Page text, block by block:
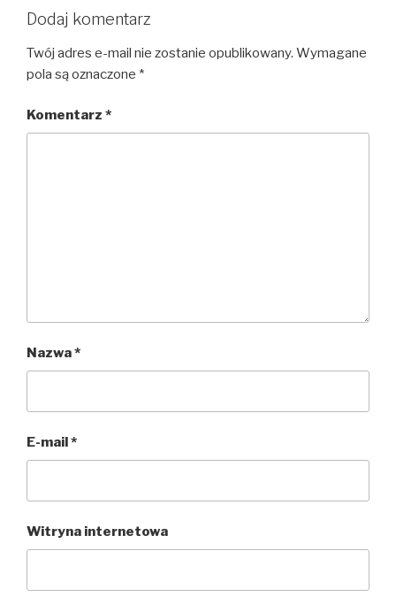
Dodaj komentarz
Twój adres e-mail nie zostanie opublikowany. Wymagane
pola są oznaczone *
Komentarz *
Nazwa*
E-mail*
Witryna internetowa